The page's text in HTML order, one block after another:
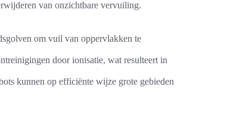
van onzichtbare vervuiling.
om vuil van oppervlakken te
door ionisatie, wat resulteert in
kunnen op efficiënte wijze grote gebieden